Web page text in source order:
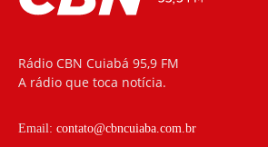
Rádio CBN Cuiabá 95,9 FM
A rádio que toca notícia.
Email: contato@cbncuiaba.com.br